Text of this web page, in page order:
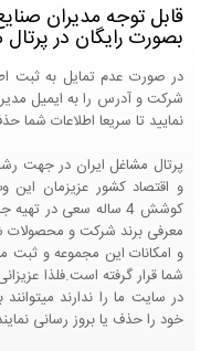
قابل توجه مدیران
بصورت رایگان در
در صورت عدم تمایل به ثبت
شرکت و آدرس را به ایمیل
نمایید تا سریعا اطلاعات شما
پرتال مشاغل ایران در جهت
و اقتصاد کشور عزیزمان این
کوشش 4 ساله سعی در
معرفی برند شرکت و محصولات
و امکانات این مجموعه و ثبت
شما قرار گرفته است.فلذا
در سایت ما را ندارند
خود را حذف یا بروز رسانی